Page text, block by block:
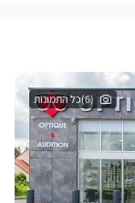
(6)כל התמונות